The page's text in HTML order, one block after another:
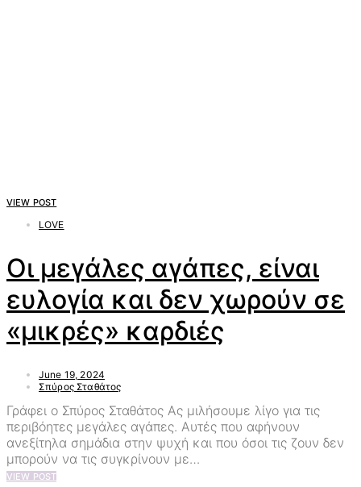
VIEW POST
LOVE
Οι μεγάλες αγάπες, είναι
ευλογία και δεν χωρούν σε
«μικρές» καρδιές
June 19, 2024
Σπύρος Σταθάτος
Γράφει ο Σπύρος Σταθάτος Ας μιλήσουμε λίγο για τις
περιβόητες μεγάλες αγάπες. Αυτές που αφήνουν
ανεξίτηλα σημάδια στην ψυχή και που όσοι τις ζουν δεν
μπορούν να τις συγκρίνουν με…
VIEW POST